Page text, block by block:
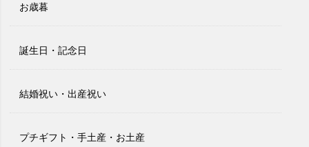
お歳暮
誕生日・記念日
結婚祝い・出産祝い
プチギフト・手土産・お土産